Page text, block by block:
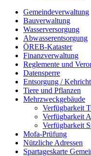
Gemeindeverwaltung
Bauverwaltung
Wasserversorgung
Abwasserentsorgung
ÖREB-Kataster
Finanzverwaltung
Reglemente und
Datensperre
Entsorgung / Kehricht
Tiere und Pflanzen
Mehrzweckgebäude
Verfügbarkeit
Verfügbarkeit
Verfügbarkeit
Mofa-Prüfung
Nützliche Adressen
Spartageskarte